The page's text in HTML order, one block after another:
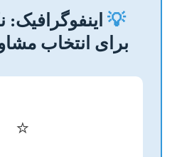
اینفوگرافیک:
برای انتخاب مشاور